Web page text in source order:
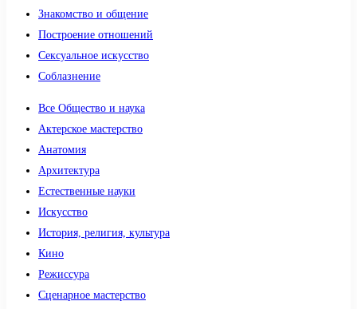
Знакомство и общение
Построение отношений
Сексуальное искусство
Соблазнение
Все Общество и наука
Актерское мастерство
Анатомия
Архитектура
Естественные науки
Искусство
История, религия, культура
Кино
Режиссура
Сценарное мастерство